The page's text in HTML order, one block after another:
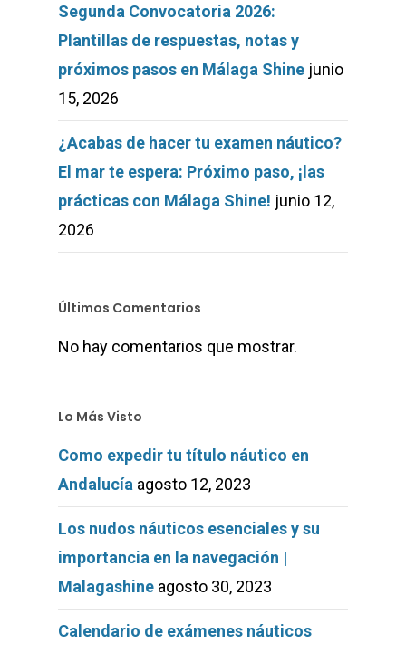
Segunda Convocatoria 2026:
Plantillas de respuestas, notas y
próximos pasos en Málaga Shine junio
15, 2026
¿Acabas de hacer tu examen náutico?
El mar te espera: Próximo paso, ¡las
prácticas con Málaga Shine! junio 12,
2026
Últimos Comentarios
No hay comentarios que mostrar.
Lo Más Visto
Como expedir tu título náutico en
Andalucía agosto 12, 2023
Los nudos náuticos esenciales y su
importancia en la navegación |
Malagashine agosto 30, 2023
Calendario de exámenes náuticos